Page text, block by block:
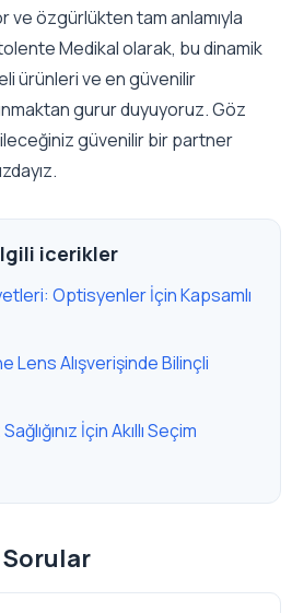
ve özgürlükten tam anlamıyla
Medikal olarak, bu dinamik
ürünleri ve en güvenilir
gurur duyuyoruz. Göz
güvenilir bir partner
icerikler
Optisyenler İçin Kapsamlı
Lens Alışverişinde Bilinçli
İçin Akıllı Seçim